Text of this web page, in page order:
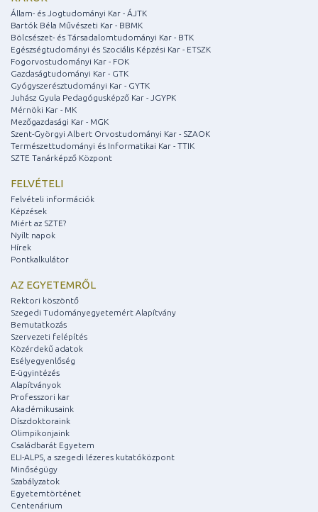
Állam- és Jogtudományi Kar - ÁJTK
Bartók Béla Művészeti Kar - BBMK
Bölcsészet- és Társadalomtudományi Kar - BTK
Egészségtudományi és Szociális Képzési Kar - ETSZK
Fogorvostudományi Kar - FOK
Gazdaságtudományi Kar - GTK
Gyógyszerésztudományi Kar - GYTK
Juhász Gyula Pedagógusképző Kar - JGYPK
Mérnöki Kar - MK
Mezőgazdasági Kar - MGK
Szent-Györgyi Albert Orvostudományi Kar - SZAOK
Természettudományi és Informatikai Kar - TTIK
SZTE Tanárképző Központ
FELVÉTELI
Felvételi információk
Képzések
Miért az SZTE?
Nyílt napok
Hírek
Pontkalkulátor
AZ EGYETEMRŐL
Rektori köszöntő
Szegedi Tudományegyetemért Alapítvány
Bemutatkozás
Szervezeti felépítés
Közérdekű adatok
Esélyegyenlőség
E-ügyintézés
Alapítványok
Professzori kar
Akadémikusaink
Díszdoktoraink
Olimpikonjaink
Családbarát Egyetem
ELI-ALPS, a szegedi lézeres kutatóközpont
Minőségügy
Szabályzatok
Egyetemtörténet
Centenárium